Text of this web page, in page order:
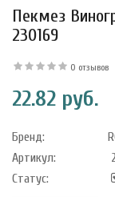
Пекмез
230169
0 отзывов
22.82 руб.
Бренд:
Артикул:
Статус: